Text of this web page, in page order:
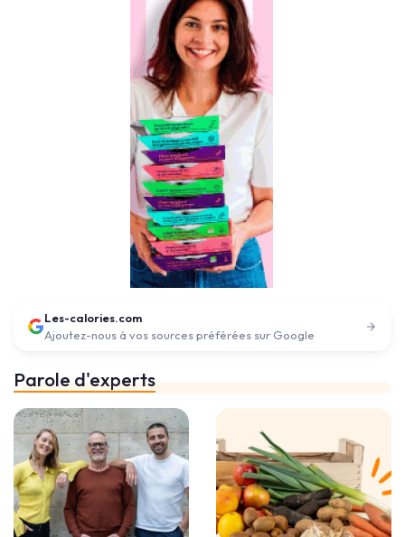
Les-calories.com
Ajoutez-nous à vos sources préférées sur Google
Parole d'experts